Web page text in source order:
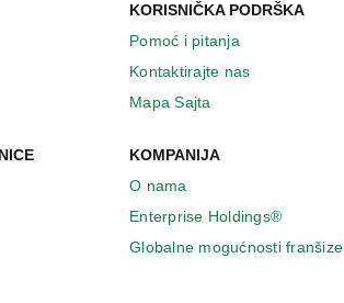
KORISNIČKA PODRŠKA
Pomoć i pitanja
Kontaktirajte nas
Mapa Sajta
KOMPANIJA
O nama
Enterprise Holdings®
Globalne mogućnosti franšize